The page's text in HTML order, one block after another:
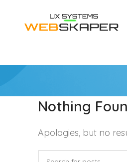
Nothing
Apologies, but no